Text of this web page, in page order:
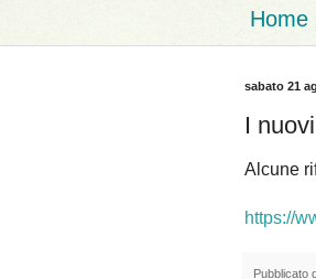
Home
sabato 21
I
Alcune
https://
Pubblicato